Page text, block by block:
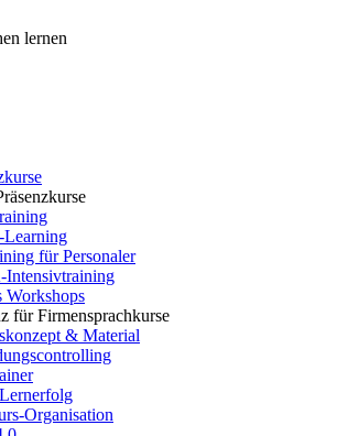
lernen
Learning
für Personaler
Workshops
für Firmensprachkurse
& Material
Organisation